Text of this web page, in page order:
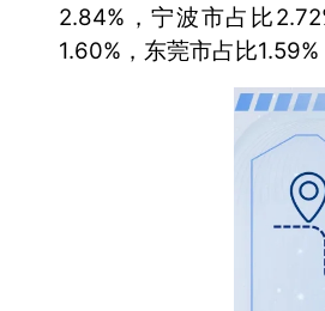
2.84%，宁波市占比
1.60%，东莞市占比